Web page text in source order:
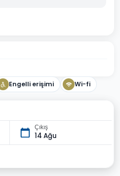
Engelli erişimi Wi-fi
Çıkış
14 Ağu